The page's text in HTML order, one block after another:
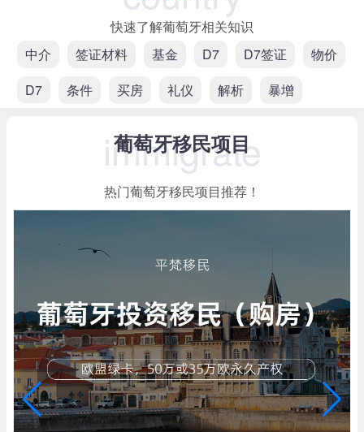
快速了解葡萄牙相关知识
中介
签证材料 基金 D7 D7签证
物价
D7
条件 买房 礼仪 解析 暴增
葡萄牙移民项目
immigrate
热门葡萄牙移民项目推荐！